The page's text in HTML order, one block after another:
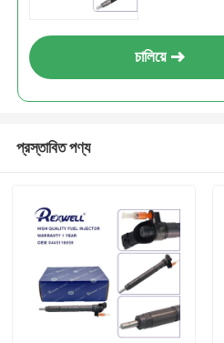
চালিয়ে
প্রস্তাবিত পণ্য